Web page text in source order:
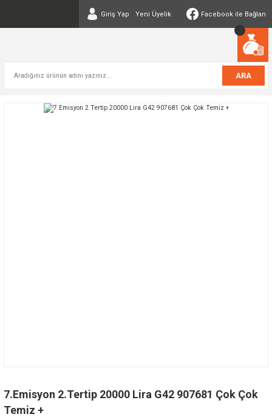
Giriş Yap Yeni Üyelik Facebook ile Bağlan
ARA
7.Emisyon 2.Tertip 20000 Lira G42 907681 Çok Çok
Temiz +